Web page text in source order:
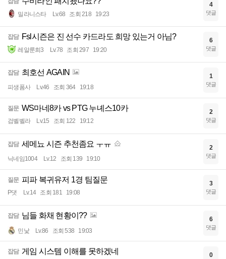
밀라니스타 Lv.68 조회 218 19:23
4
댓글
잡담 Fsl시즌은 진 선수 카드라도 희망 있는거 아님?
레알룬희3 Lv.78 조회 297 19:20
6
댓글
잡담 최호선 AGAIN
피생폼사 Lv.46 조회 364 19:18
1
댓글
질문 WS마네8카 vs PTG 누녜스10카
검벨벨라 Lv.15 조회 122 19:12
2
댓글
잡담 세메뇨 시즌 추천좀요 ㅜㅠ
닉네임1004 Lv.12 조회 139 19:10
2
댓글
질문 피파 복귀유저 1경 팀질문
P댓 Lv.14 조회 181 19:08
3
댓글
잡담 님들 화채 현황이??
민낯 Lv.86 조회 538 19:03
6
댓글
잡담 게임 시스템 이해를 못하겠네 0